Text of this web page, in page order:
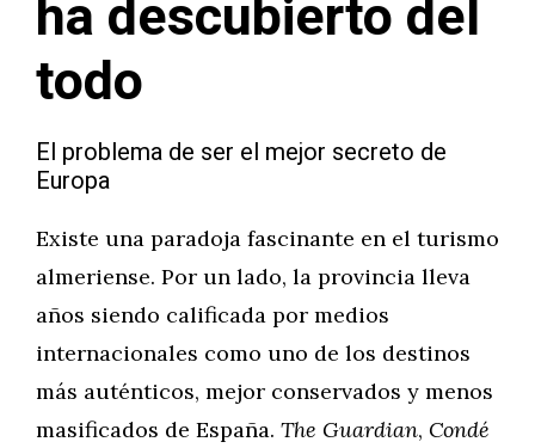
ha descubierto del
todo
El problema de ser el mejor secreto de
Europa
Existe una paradoja fascinante en el turismo
almeriense. Por un lado, la provincia lleva
años siendo calificada por medios
internacionales como uno de los destinos
más auténticos, mejor conservados y menos
masificados de España. The Guardian, Condé